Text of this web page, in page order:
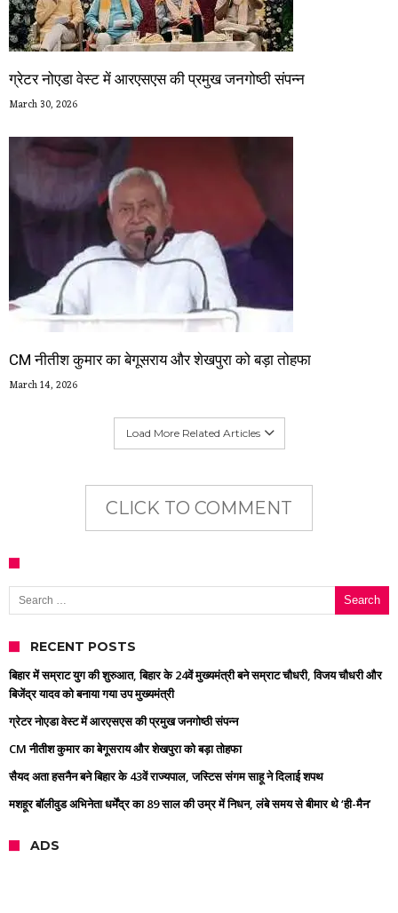
ग्रेटर नोएडा वेस्ट में आरएसएस की प्रमुख जनगोष्ठी संपन्न
March 30, 2026
CM नीतीश कुमार का बेगूसराय और शेखपुरा को बड़ा तोहफा
March 14, 2026
Load More Related Articles
CLICK TO COMMENT
Search for:
RECENT POSTS
बिहार में सम्राट युग की शुरुआत, बिहार के 24वें मुख्यमंत्री बने सम्राट चौधरी, विजय चौधरी और
बिजेंद्र यादव को बनाया गया उप मुख्यमंत्री
ग्रेटर नोएडा वेस्ट में आरएसएस की प्रमुख जनगोष्ठी संपन्न
CM नीतीश कुमार का बेगूसराय और शेखपुरा को बड़ा तोहफा
सैयद अता हसनैन बने बिहार के 43वें राज्यपाल, जस्टिस संगम साहू ने दिलाई शपथ
मशहूर बॉलीवुड अभिनेता धर्मेंद्र का 89 साल की उम्र में निधन, लंबे समय से बीमार थे ‘ही-मैन’
ADS